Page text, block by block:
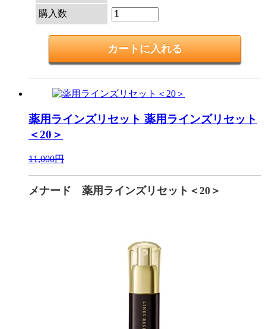
購入数
薬用ラインズリセット 薬用ラインズリセット
＜20＞
11,000円
メナード 薬用ラインズリセット＜20＞